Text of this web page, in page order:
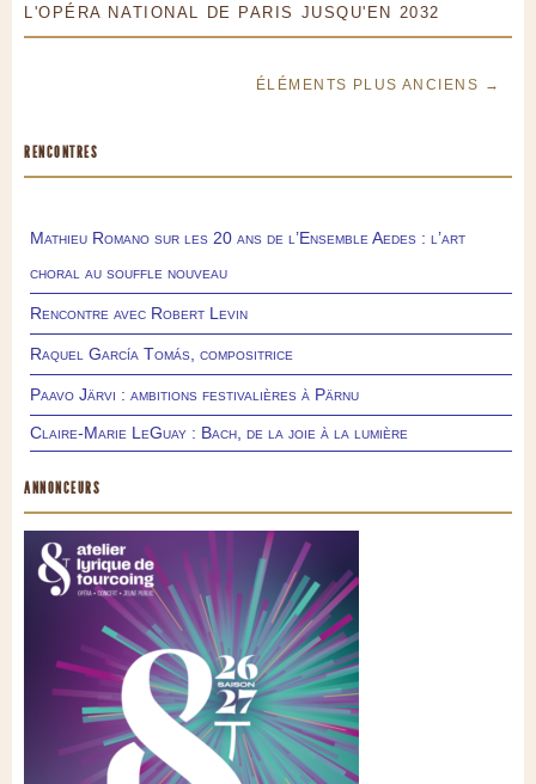
L'OPÉRA NATIONAL DE PARIS JUSQU'EN 2032
ÉLÉMENTS PLUS ANCIENS →
RENCONTRES
Mathieu Romano sur les 20 ans de l’Ensemble Aedes : l’art
choral au souffle nouveau
Rencontre avec Robert Levin
Raquel García Tomás, compositrice
Paavo Järvi : ambitions festivalières à Pärnu
Claire-Marie LeGuay : Bach, de la joie à la lumière
ANNONCEURS